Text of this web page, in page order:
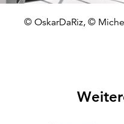
© OskarDaRiz, ©